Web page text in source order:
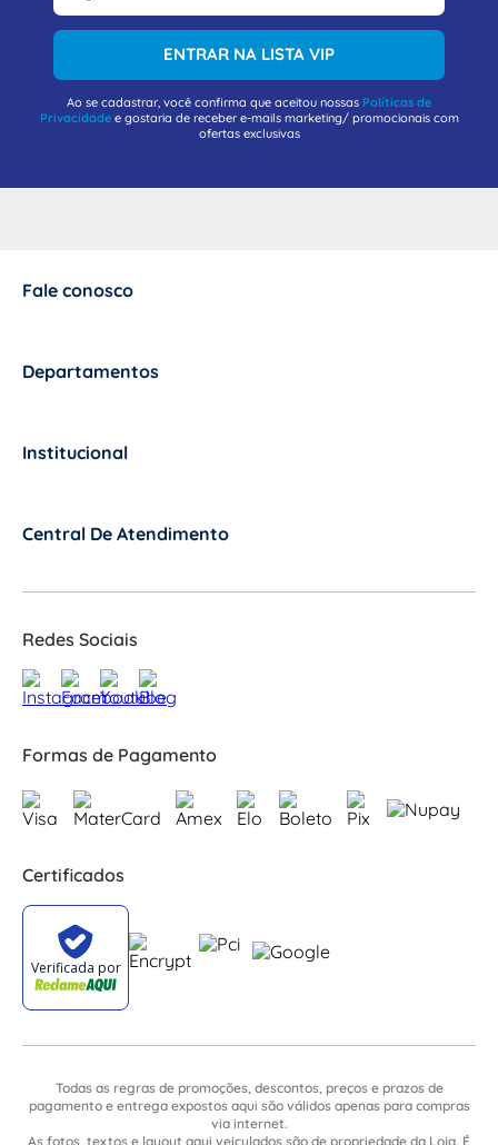
ENTRAR NA LISTA VIP
Ao se cadastrar, você confirma que aceitou nossas Políticas de
Privacidadee gostaria de receber e-mails marketing/ promocionais com
ofertas exclusivas
Fale conosco
Departamentos
Institucional
Central De Atendimento
Redes Sociais
Formas de Pagamento
Certificados
Todas as regras de promoções, descontos, preços e prazos de
pagamento e entrega expostos aqui são válidos apenas para compras
via internet.
As fotos, textos e layout aqui veiculados são de propriedade da Loja. É